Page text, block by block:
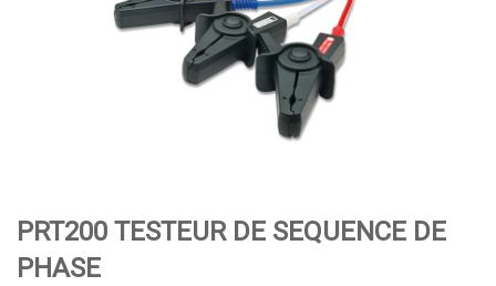
PRT200 TESTEUR DE SEQUENCE DE
PHASE